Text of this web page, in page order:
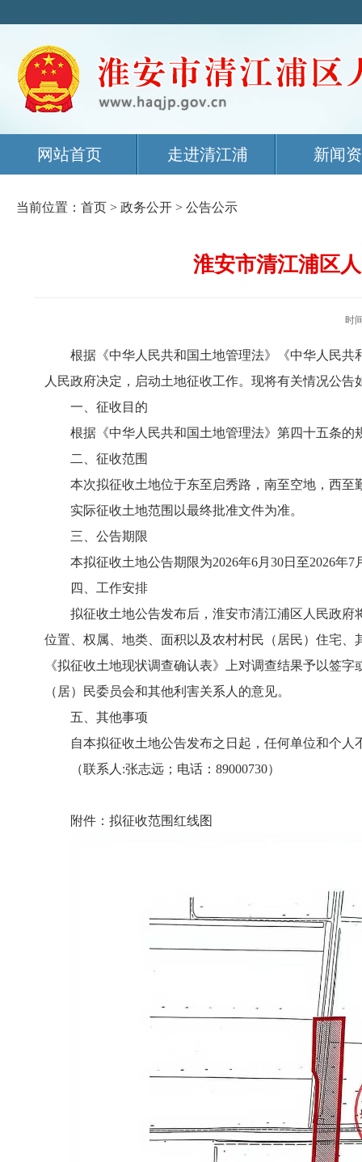
网站首页 走进清江浦 新闻
当前位置： 首页 > 政务公开 > 公告公示
淮安市清江浦区
时
根据《中华人民共和国土地管理法》《中华人民
人民政府决定，启动土地征收工作。现将有关情况公告
一、征收目的
根据《中华人民共和国土地管理法》第四十五条
二、征收范围
本次拟征收土地位于东至启秀路，南至空地，西
实际征收土地范围以最终批准文件为准。
三、公告期限
本拟征收土地公告期限为2026年6月30日至2026年7
四、工作安排
拟征收土地公告发布后，淮安市清江浦区人民政
位置、权属、地类、面积以及农村村民（居民）住宅
《拟征收土地现状调查确认表》上对调查结果予以签
（居）民委员会和其他利害关系人的意见。
五、其他事项
自本拟征收土地公告发布之日起，任何单位和个
（联系人:张志远；电话：89000730）
附件：拟征收范围红线图